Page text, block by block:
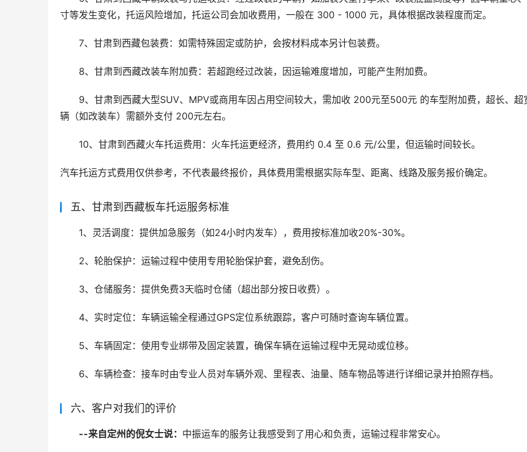
寸等发生变化，托运风险增加，托运公司会加收费用，一般在 300 - 1000 元，具体根据改装程度而定。
7、甘肃到西藏包装费：如需特殊固定或防护，会按材料成本另计包装费。
8、甘肃到西藏改装车附加费：若超跑经过改装，因运输难度增加，可能产生附加费。
9、甘肃到西藏大型SUV、MPV或商用车因占用空间较大，需加收 200元至500元 的车型附加费，超长、超
辆（如改装车）需额外支付 200元左右。
10、甘肃到西藏火车托运费用：火车托运更经济，费用约 0.4 至 0.6 元/公里，但运输时间较长。
汽车托运方式费用仅供参考，不代表最终报价，具体费用需根据实际车型、距离、线路及服务报价确定。
五、甘肃到西藏板车托运服务标准
1、灵活调度：提供加急服务（如24小时内发车），费用按标准加收20%-30%。
2、轮胎保护：运输过程中使用专用轮胎保护套，避免刮伤。
3、仓储服务：提供免费3天临时仓储（超出部分按日收费）。
4、实时定位：车辆运输全程通过GPS定位系统跟踪，客户可随时查询车辆位置。
5、车辆固定：使用专业绑带及固定装置，确保车辆在运输过程中无晃动或位移。
6、车辆检查：接车时由专业人员对车辆外观、里程表、油量、随车物品等进行详细记录并拍照存档。
六、客户对我们的评价
--来自定州的倪女士说： 中振运车的服务让我感受到了用心和负责，运输过程非常安心。